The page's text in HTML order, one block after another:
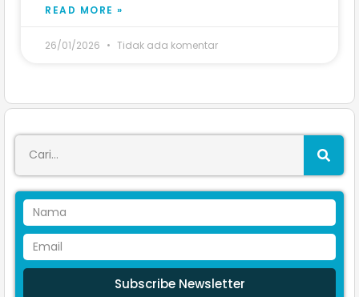
READ MORE »
26/01/2026 Tidak ada komentar
Subscribe Newsletter